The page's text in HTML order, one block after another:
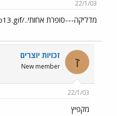
22/1/03
מדליקה---סופרת אחותי../images/Emo13.gif
ז זכויות יוצרים
New member
22/1/03
מקפיץ